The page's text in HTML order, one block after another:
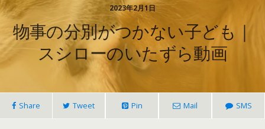
2023年2月1日
物事の分別がつかない子ども｜
スシローのいたずら動画
Share Tweet Pin Mail SMS